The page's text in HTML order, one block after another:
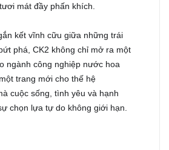
mát đầy phấn khích.
kết vĩnh cữu giữa những trái
phá, CK2 không chỉ mở ra một
ngành công nghiệp nước hoa
trang mới cho thế hệ
cuộc sống, tình yêu và hạnh
chọn lựa tự do không giới hạn.